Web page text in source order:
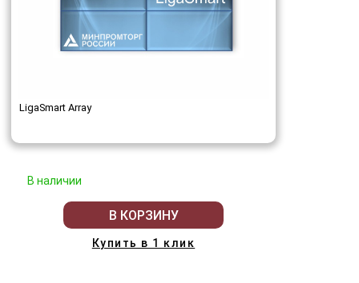
LigaSmart Array
В наличии
В КОРЗИНУ
Купить в 1 клик